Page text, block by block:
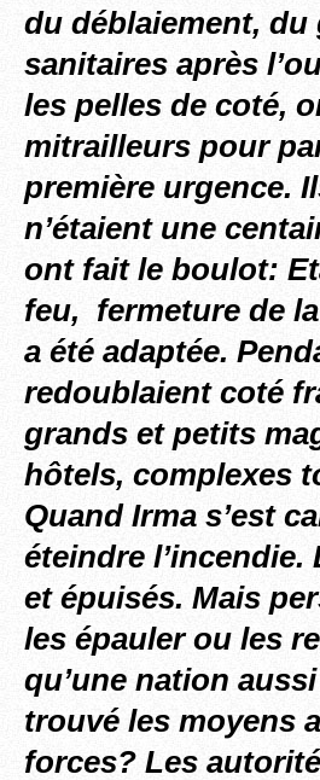
du déblaiement, du
sanitaires après
les pelles de coté,
mitrailleurs pour
première urgence.
n’étaient une
ont fait le boulot:
feu, fermeture de
a été adaptée.
redoublaient coté
grands et petits
hôtels, complexes
Quand Irma s’est
éteindre
et épuisés. Mais
les épauler ou les
qu’une nation
trouvé les moyens
forces? Les